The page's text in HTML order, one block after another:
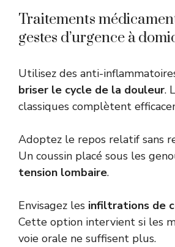
Traitements
gestes d’urgence à
Utilisez des anti-
briser le cycle de la douleur.
classiques complètent
Adoptez le repos relatif sans
Un coussin placé sous les
tension lombaire.
Envisagez les infiltrations de
Cette option intervient si les
voie orale ne suffisent plus.